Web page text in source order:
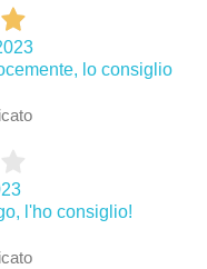
lo consiglio
l'ho consiglio!